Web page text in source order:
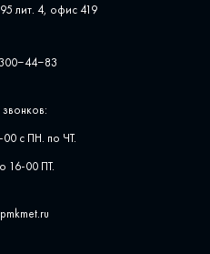
лит. 4, офис ​419
с ПН. по ЧТ.
16-00 ПТ.